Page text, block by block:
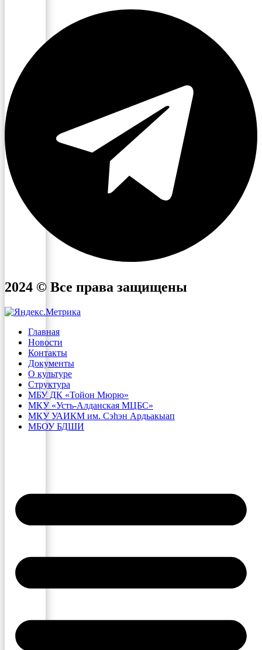
2024 © Все права защищены
Главная
Новости
Контакты
Документы
О культуре
Структура
МБУ ДК «Тойон Мюрю»
МКУ «Усть-Алданская МЦБС»
МКУ УАИКМ им. Сэһэн Ардьакыап
МБОУ БДШИ